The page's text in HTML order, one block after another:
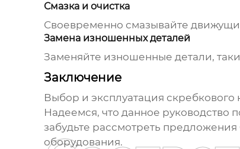
Смазка и очистка
Своевременно смазывайте
Замена изношенных деталей
Заменяйте изношенные детали,
Заключение
Выбор и эксплуатация скребкового
Надеемся, что данное руководство
забудьте рассмотреть
оборудования.